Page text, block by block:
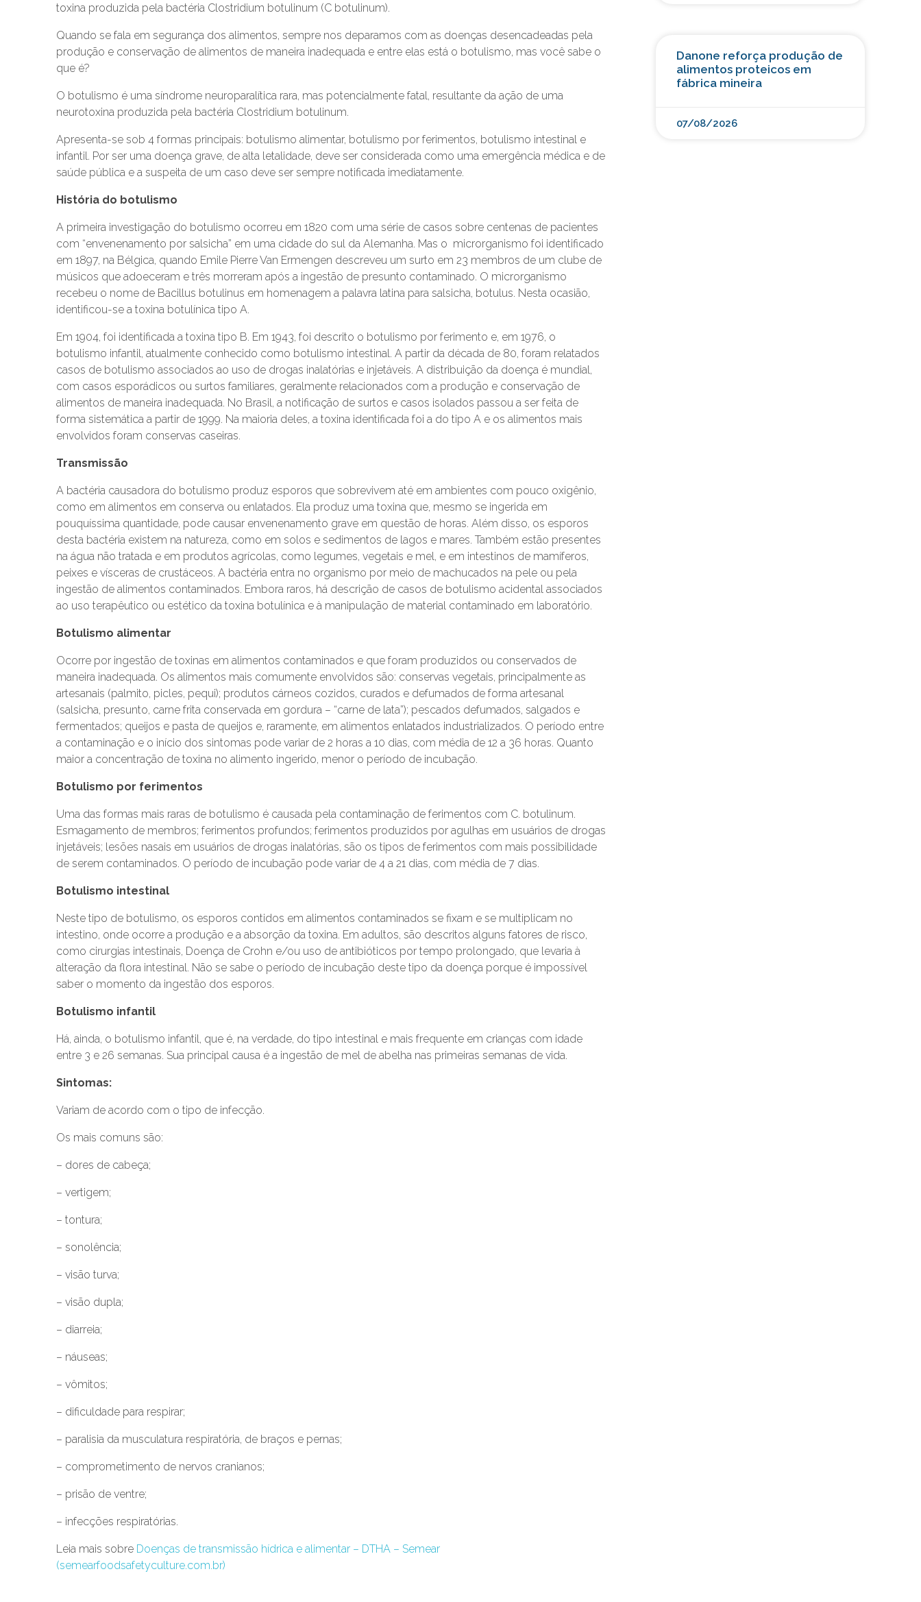
toxina produzida pela bactéria Clostridium botulinum (C botulinum).
Quando se fala em segurança dos alimentos, sempre nos deparamos com as doenças desencadeadas pela
produção e conservação de alimentos de maneira inadequada e entre elas está o botulismo, mas você sabe o
que é?
O botulismo é uma síndrome neuroparalítica rara, mas potencialmente fatal, resultante da ação de uma
neurotoxina produzida pela bactéria Clostridium botulinum.
Apresenta-se sob 4 formas principais: botulismo alimentar, botulismo por ferimentos, botulismo intestinal e
infantil. Por ser uma doença grave, de alta letalidade, deve ser considerada como uma emergência médica e de
saúde pública e a suspeita de um caso deve ser sempre notificada imediatamente.
História do botulismo
A primeira investigação do botulismo ocorreu em 1820 com uma série de casos sobre centenas de pacientes
com “envenenamento por salsicha” em uma cidade do sul da Alemanha. Mas o microrganismo foi identificado
em 1897, na Bélgica, quando Emile Pierre Van Ermengen descreveu um surto em 23 membros de um clube de
músicos que adoeceram e três morreram após a ingestão de presunto contaminado. O microrganismo
recebeu o nome de Bacillus botulinus em homenagem a palavra latina para salsicha, botulus. Nesta ocasião,
identificou-se a toxina botulínica tipo A.
Em 1904, foi identificada a toxina tipo B. Em 1943, foi descrito o botulismo por ferimento e, em 1976, o
botulismo infantil, atualmente conhecido como botulismo intestinal. A partir da década de 80, foram relatados
casos de botulismo associados ao uso de drogas inalatórias e injetáveis. A distribuição da doença é mundial,
com casos esporádicos ou surtos familiares, geralmente relacionados com a produção e conservação de
alimentos de maneira inadequada. No Brasil, a notificação de surtos e casos isolados passou a ser feita de
forma sistemática a partir de 1999. Na maioria deles, a toxina identificada foi a do tipo A e os alimentos mais
envolvidos foram conservas caseiras.
Transmissão
A bactéria causadora do botulismo produz esporos que sobrevivem até em ambientes com pouco oxigênio,
como em alimentos em conserva ou enlatados. Ela produz uma toxina que, mesmo se ingerida em
pouquíssima quantidade, pode causar envenenamento grave em questão de horas. Além disso, os esporos
desta bactéria existem na natureza, como em solos e sedimentos de lagos e mares. Também estão presentes
na água não tratada e em produtos agrícolas, como legumes, vegetais e mel, e em intestinos de mamíferos,
peixes e vísceras de crustáceos. A bactéria entra no organismo por meio de machucados na pele ou pela
ingestão de alimentos contaminados. Embora raros, há descrição de casos de botulismo acidental associados
ao uso terapêutico ou estético da toxina botulínica e à manipulação de material contaminado em laboratório.
Botulismo alimentar
Ocorre por ingestão de toxinas em alimentos contaminados e que foram produzidos ou conservados de
maneira inadequada. Os alimentos mais comumente envolvidos são: conservas vegetais, principalmente as
artesanais (palmito, picles, pequi); produtos cárneos cozidos, curados e defumados de forma artesanal
(salsicha, presunto, carne frita conservada em gordura – “carne de lata”); pescados defumados, salgados e
fermentados; queijos e pasta de queijos e, raramente, em alimentos enlatados industrializados. O período entre
a contaminação e o início dos sintomas pode variar de 2 horas a 10 dias, com média de 12 a 36 horas. Quanto
maior a concentração de toxina no alimento ingerido, menor o período de incubação.
Botulismo por ferimentos
Uma das formas mais raras de botulismo é causada pela contaminação de ferimentos com C. botulinum.
Esmagamento de membros; ferimentos profundos; ferimentos produzidos por agulhas em usuários de drogas
injetáveis; lesões nasais em usuários de drogas inalatórias, são os tipos de ferimentos com mais possibilidade
de serem contaminados. O período de incubação pode variar de 4 a 21 dias, com média de 7 dias.
Botulismo intestinal
Neste tipo de botulismo, os esporos contidos em alimentos contaminados se fixam e se multiplicam no
intestino, onde ocorre a produção e a absorção da toxina. Em adultos, são descritos alguns fatores de risco,
como cirurgias intestinais, Doença de Crohn e/ou uso de antibióticos por tempo prolongado, que levaria à
alteração da flora intestinal. Não se sabe o período de incubação deste tipo da doença porque é impossível
saber o momento da ingestão dos esporos.
Botulismo infantil
Há, ainda, o botulismo infantil, que é, na verdade, do tipo intestinal e mais frequente em crianças com idade
entre 3 e 26 semanas. Sua principal causa é a ingestão de mel de abelha nas primeiras semanas de vida.
Sintomas:
Variam de acordo com o tipo de infecção.
Os mais comuns são:
– dores de cabeça;
– vertigem;
– tontura;
– sonolência;
– visão turva;
– visão dupla;
– diarreia;
– náuseas;
– vômitos;
– dificuldade para respirar;
– paralisia da musculatura respiratória, de braços e pernas;
– comprometimento de nervos cranianos;
– prisão de ventre;
– infecções respiratórias.
Leia mais sobre Doenças de transmissão hídrica e alimentar – DTHA – Semear
(semearfoodsafetyculture.com.br)
Danone reforça produção de
alimentos proteicos em
fábrica mineira
07/08/2026